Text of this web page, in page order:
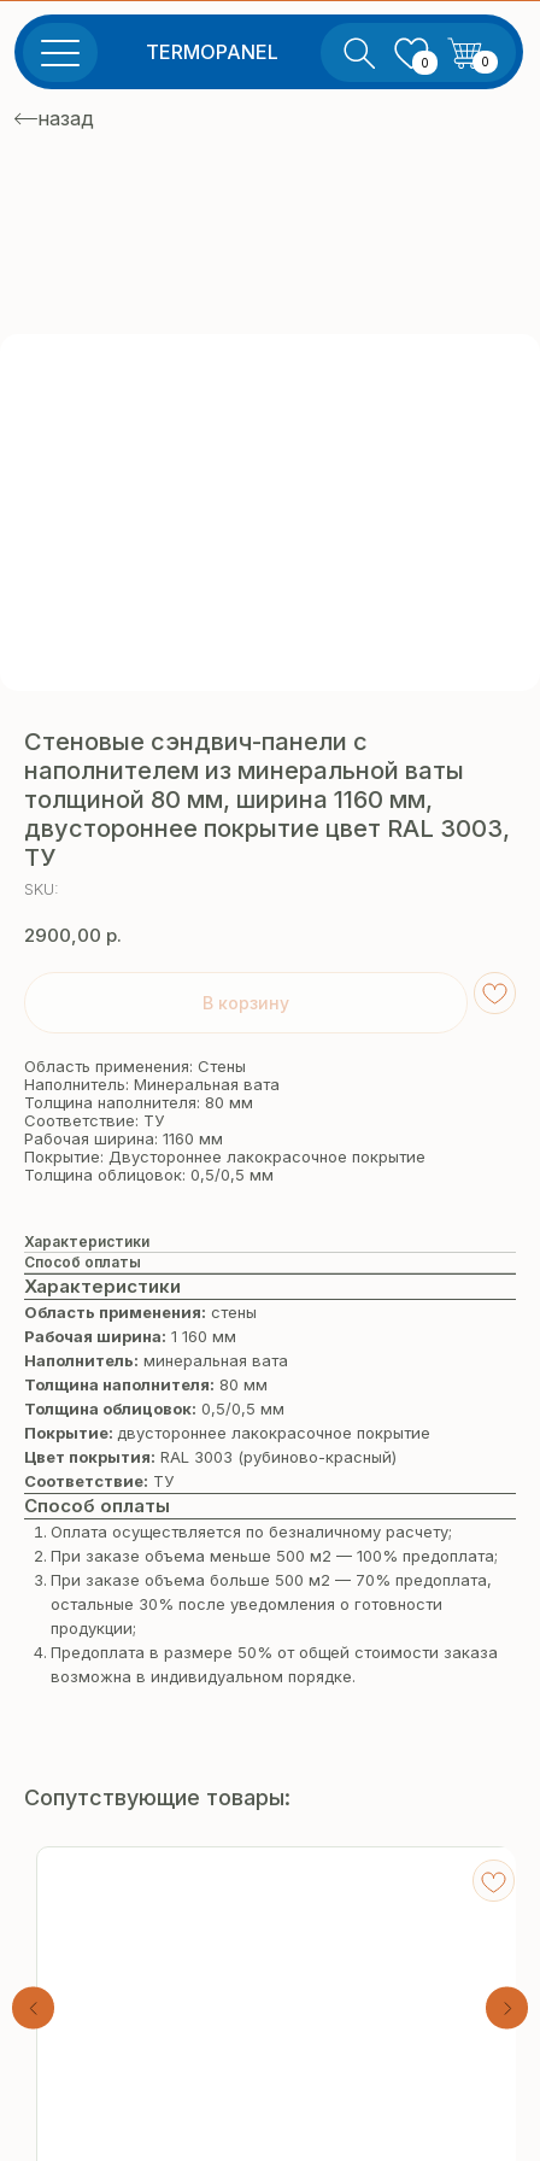
0
TERMOPANEL
назад
Стеновые сэндвич-панели с
наполнителем из минеральной ваты
толщиной 80 мм, ширина 1160 мм,
двустороннее покрытие цвет RAL 3003,
ТУ
SKU:
2900,00 р.
В корзину
Область применения: Стены
Наполнитель: Минеральная вата
Толщина наполнителя: 80 мм
Соответствие: ТУ
Рабочая ширина: 1160 мм
Покрытие: Двустороннее лакокрасочное покрытие
Толщина облицовок: 0,5/0,5 мм
Характеристики
Способ оплаты
Характеристики
Область применения: стены
Рабочая ширина: 1 160 мм
Наполнитель: минеральная вата
Толщина наполнителя: 80 мм
Толщина облицовок: 0,5/0,5 мм
Покрытие: двустороннее лакокрасочное покрытие
Цвет покрытия: RAL 3003 (рубиново-красный)
Соответствие: ТУ
Способ оплаты
Оплата осуществляется по безналичному расчету;
При заказе объема меньше 500 м2 — 100% предоплата;
При заказе объема больше 500 м2 — 70% предоплата,
остальные 30% после уведомления о готовности
продукции;
Предоплата в размере 50% от общей стоимости заказа
возможна в индивидуальном порядке.
Сопутствующие товары: